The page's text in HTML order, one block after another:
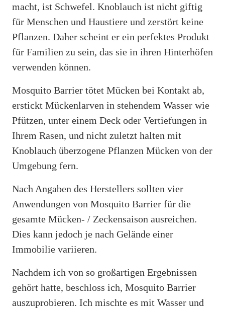
macht, ist Schwefel. Knoblauch ist nicht giftig
für Menschen und Haustiere und zerstört keine
Pflanzen. Daher scheint er ein perfektes Produkt
für Familien zu sein, das sie in ihren Hinterhöfen
verwenden können.
Mosquito Barrier tötet Mücken bei Kontakt ab,
erstickt Mückenlarven in stehendem Wasser wie
Pfützen, unter einem Deck oder Vertiefungen in
Ihrem Rasen, und nicht zuletzt halten mit
Knoblauch überzogene Pflanzen Mücken von der
Umgebung fern.
Nach Angaben des Herstellers sollten vier
Anwendungen von Mosquito Barrier für die
gesamte Mücken- / Zeckensaison ausreichen.
Dies kann jedoch je nach Gelände einer
Immobilie variieren.
Nachdem ich von so großartigen Ergebnissen
gehört hatte, beschloss ich, Mosquito Barrier
auszuprobieren. Ich mischte es mit Wasser und